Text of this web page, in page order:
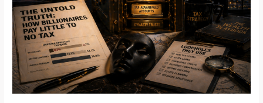
翁
近
乎
“零
税
率”
的
隐